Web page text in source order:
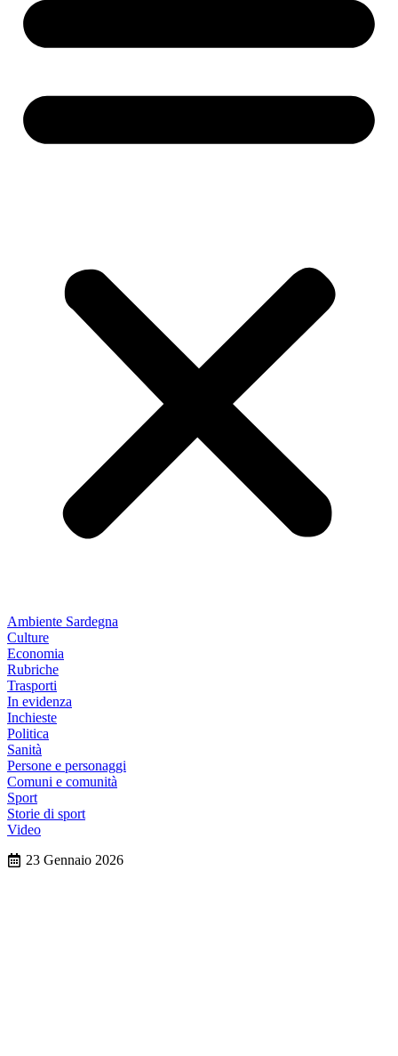
Ambiente Sardegna
Culture
Economia
Rubriche
Trasporti
In evidenza
Inchieste
Politica
Sanità
Persone e personaggi
Comuni e comunità
Sport
Storie di sport
Video
23 Gennaio 2026